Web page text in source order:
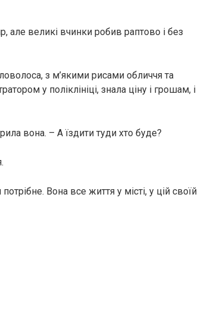
але великі вчинки робив раптово і без
з м’якими рисами обличчя та
у поліклініці, знала ціну і грошам, і
вона. – А їздити туди хто буде?
Вона все життя у місті, у цій своїй